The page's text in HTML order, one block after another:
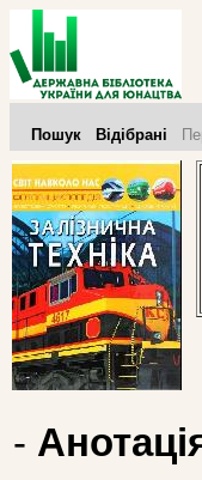
Пошук Відібрані
-